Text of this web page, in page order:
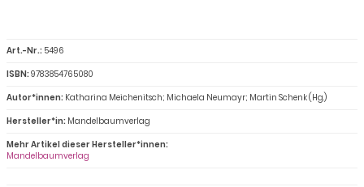
Art.-Nr.: 5496
ISBN:9783854765080
Autor*innen: Katharina Meichenitsch; Michaela Neumayr; Martin Schenk (Hg.)
Hersteller*in: Mandelbaumverlag
Mehr Artikel dieser Hersteller*innen:
Mandelbaumverlag